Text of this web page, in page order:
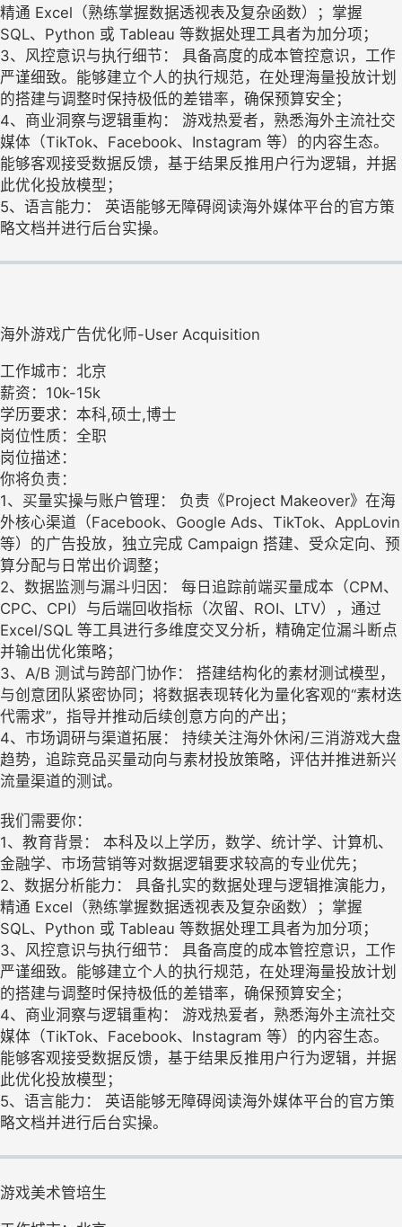
精通 Excel（熟练掌握数据透视表及复杂函数）；掌握
SQL、Python 或 Tableau 等数据处理工具者为加分项；
3、风控意识与执行细节： 具备高度的成本管控意识，工作
严谨细致。能够建立个人的执行规范，在处理海量投放计划
的搭建与调整时保持极低的差错率，确保预算安全；
4、商业洞察与逻辑重构： 游戏热爱者，熟悉海外主流社交
媒体（TikTok、Facebook、Instagram 等）的内容生态。
能够客观接受数据反馈，基于结果反推用户行为逻辑，并据
此优化投放模型；
5、语言能力： 英语能够无障碍阅读海外媒体平台的官方策
略文档并进行后台实操。
海外游戏广告优化师-User Acquisition
工作城市：北京
薪资：10k-15k
学历要求：本科,硕士,博士
岗位性质：全职
岗位描述：
你将负责：
1、买量实操与账户管理： 负责《Project Makeover》在海
外核心渠道（Facebook、Google Ads、TikTok、AppLovin
等）的广告投放，独立完成 Campaign 搭建、受众定向、预
算分配与日常出价调整；
2、数据监测与漏斗归因： 每日追踪前端买量成本（CPM、
CPC、CPI）与后端回收指标（次留、ROI、LTV），通过
Excel/SQL 等工具进行多维度交叉分析，精确定位漏斗断点
并输出优化策略；
3、A/B 测试与跨部门协作： 搭建结构化的素材测试模型，
与创意团队紧密协同；将数据表现转化为量化客观的“素材迭
代需求”，指导并推动后续创意方向的产出；
4、市场调研与渠道拓展： 持续关注海外休闲/三消游戏大盘
趋势，追踪竞品买量动向与素材投放策略，评估并推进新兴
流量渠道的测试。
我们需要你：
1、教育背景： 本科及以上学历，数学、统计学、计算机、
金融学、市场营销等对数据逻辑要求较高的专业优先；
2、数据分析能力： 具备扎实的数据处理与逻辑推演能力，
精通 Excel（熟练掌握数据透视表及复杂函数）；掌握
SQL、Python 或 Tableau 等数据处理工具者为加分项；
3、风控意识与执行细节： 具备高度的成本管控意识，工作
严谨细致。能够建立个人的执行规范，在处理海量投放计划
的搭建与调整时保持极低的差错率，确保预算安全；
4、商业洞察与逻辑重构： 游戏热爱者，熟悉海外主流社交
媒体（TikTok、Facebook、Instagram 等）的内容生态。
能够客观接受数据反馈，基于结果反推用户行为逻辑，并据
此优化投放模型；
5、语言能力： 英语能够无障碍阅读海外媒体平台的官方策
略文档并进行后台实操。
游戏美术管培生